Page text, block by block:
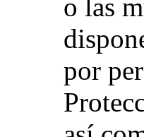
o las
por